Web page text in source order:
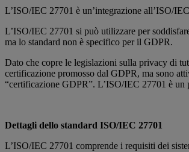
L’ISO/IEC 27701 è un’integrazione all’ISO/
L’ISO/IEC 27701 si può utilizzare per
ma lo standard non è specifico per il GDPR.
Dato che copre le legislazioni sulla privacy di
certificazione promosso dal GDPR, ma sono
“certificazione GDPR”. L’ISO/IEC 27701 è un
Dettagli dello standard ISO/IEC 27701
L’ISO/IEC 27701 comprende i requisiti dei